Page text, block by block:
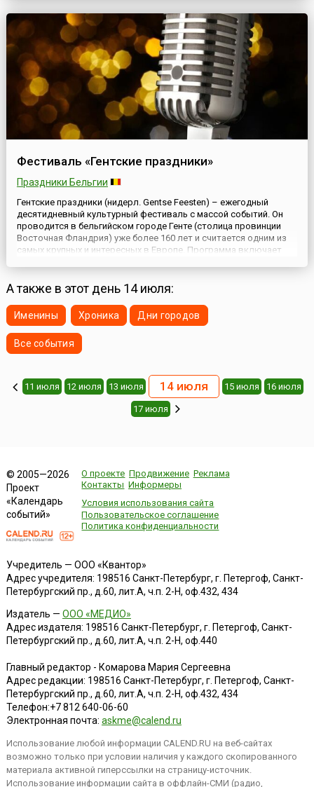
Тайсо...
Фестиваль «Гентские праздники»
Праздники Бельгии
Гентские праздники (нидерл. Gentse Feesten) – ежегодный
десятидневный культурный фестиваль с массой событий. Он
проводится в бельгийском городе Генте (столица провинции
Восточная Фландрия) уже более 160 лет и считается одним из
самых крупных и интересных в Европе. Программа включает
Действие...
А также в этот день 14 июля:
Именины Хроника Дни городов
Все события
11 июля 12 июля 13 июля 14 июля 15 июля 16 июля
17 июля
© 2005—2026
Проект
«Календарь
событий»
О проекте Продвижение Реклама
Контакты Информеры
Условия использования сайта
Пользовательское соглашение
Политика конфиденциальности
Учредитель — ООО «Квантор»
Адрес учредителя: 198516 Санкт-Петербург, г. Петергоф, Санкт-
Петербургский пр., д.60, лит.А, ч.п. 2-Н, оф.432, 434
Издатель — ООО «МЕДИО»
Адрес издателя: 198516 Санкт-Петербург, г. Петергоф, Санкт-
Петербургский пр., д.60, лит.А, ч.п. 2-Н, оф.440
Главный редактор - Комарова Мария Сергеевна
Адрес редакции: 198516 Санкт-Петербург, г. Петергоф, Санкт-
Петербургский пр., д.60, лит.А, ч.п. 2-Н, оф.432, 434
Телефон:+7 812 640-06-60
Электронная почта: askme@calend.ru
Использование любой информации CALEND.RU на веб-сайтах
возможно только при условии наличия у каждого скопированного
материала активной гиперссылки на страницу-источник.
Использование информации сайта в оффлайн-СМИ (радио,